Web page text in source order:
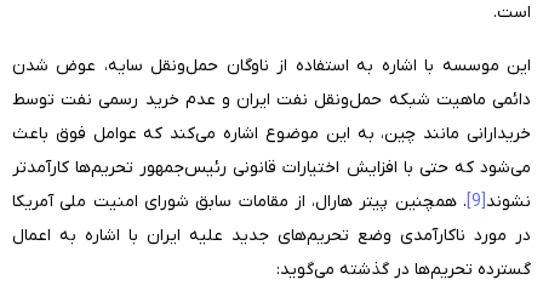
است.
این موسسه با اشاره به استفاده از ناوگان حمل‌ونقل سایه، عوض شدن
دائمی ماهیت شبکه حمل‌ونقل نفت ایران و عدم خرید رسمی نفت توسط
خریدارانی مانند چین، به این موضوع اشاره می‌کند که عوامل فوق باعث
می‌شود که حتی با افزایش اختیارات قانونی رئیس‌جمهور تحریم‌ها کارآمدتر
نشوند[9]
. همچنین پیتر هارال، از مقامات سابق شورای امنیت ملی آمریکا
در مورد ناکارآمدی وضع تحریم‌های جدید علیه ایران با اشاره به اعمال
گسترده تحریم‌ها در گذشته می‌گوید: